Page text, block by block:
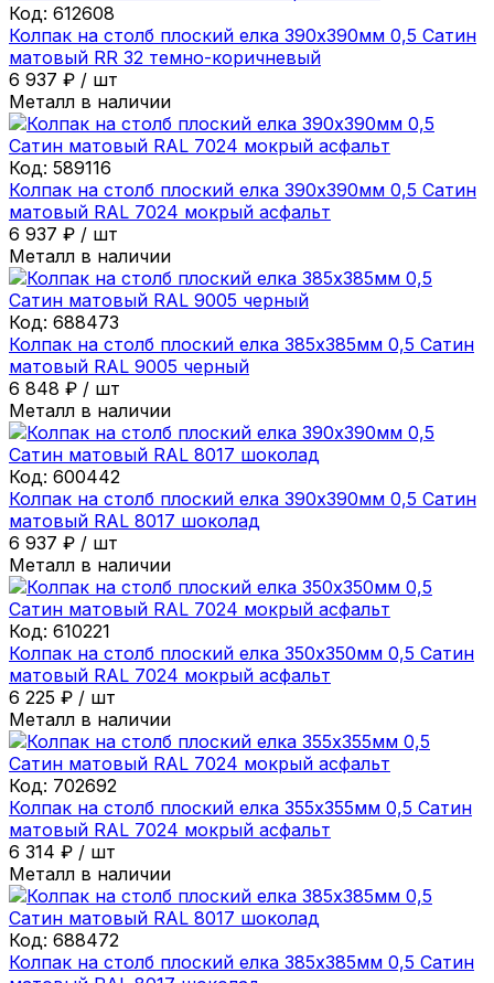
Код: 612608
Колпак на столб плоский елка 390х390мм 0,5 Сатин
матовый RR 32 темно-коричневый
6 937 ₽ / шт
Металл в наличии
Код: 589116
Колпак на столб плоский елка 390х390мм 0,5 Сатин
матовый RAL 7024 мокрый асфальт
6 937 ₽ / шт
Металл в наличии
Код: 688473
Колпак на столб плоский елка 385х385мм 0,5 Сатин
матовый RAL 9005 черный
6 848 ₽ / шт
Металл в наличии
Код: 600442
Колпак на столб плоский елка 390х390мм 0,5 Сатин
матовый RAL 8017 шоколад
6 937 ₽ / шт
Металл в наличии
Код: 610221
Колпак на столб плоский елка 350х350мм 0,5 Сатин
матовый RAL 7024 мокрый асфальт
6 225 ₽ / шт
Металл в наличии
Код: 702692
Колпак на столб плоский елка 355х355мм 0,5 Сатин
матовый RAL 7024 мокрый асфальт
6 314 ₽ / шт
Металл в наличии
Код: 688472
Колпак на столб плоский елка 385х385мм 0,5 Сатин